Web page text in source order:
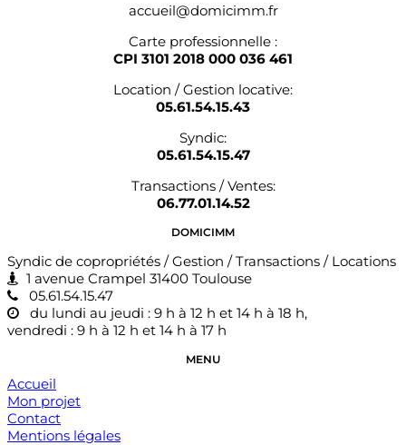
accueil@domicimm.fr
Carte professionnelle :
CPI 3101 2018 000 036 461
Location / Gestion locative:
05.61.54.15.43
Syndic:
05.61.54.15.47
Transactions / Ventes:
06.77.01.14.52
DOMICIMM
Syndic de copropriétés / Gestion / Transactions / Locations
1 avenue Crampel 31400 Toulouse
05.61.54.15.47
du lundi au jeudi : 9 h à 12 h et 14 h à 18 h,
vendredi : 9 h à 12 h et 14 h à 17 h
MENU
Accueil
Mon projet
Contact
Mentions légales